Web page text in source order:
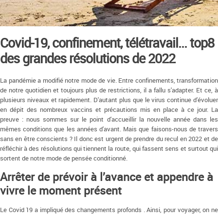
Covid-19, confinement, télétravail... top8
des grandes résolutions de 2022
La pandémie a modifié notre mode de vie. Entre confinements, transformation
de notre quotidien et toujours plus de restrictions, il a fallu s'adapter. Et ce, à
plusieurs niveaux et rapidement. D'autant plus que le virus continue d'évoluer
en dépit des nombreux vaccins et précautions mis en place à ce jour. La
preuve : nous sommes sur le point d'accueillir la nouvelle année dans les
mêmes conditions que les années d'avant. Mais que faisons-nous de travers
sans en être conscients ? Il donc est urgent de prendre du recul en 2022 et de
réfléchir à des résolutions qui tiennent la route, qui fassent sens et surtout qui
sortent de notre mode de pensée conditionné.
Arrêter de prévoir à l’avance et appendre à
vivre le moment présent
Le Covid 19 a impliqué des changements profonds . Ainsi, pour voyager, on ne